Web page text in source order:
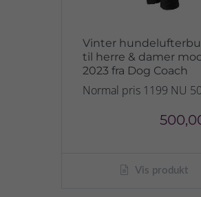
Vinter
til herre & damer
2023 fra Dog Coach
Normal pris 1199 NU
Vis produkt